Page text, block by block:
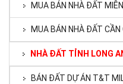
MUA BÁN NHÀ ĐẤT
MUA BÁN NHÀ ĐẤT CẦN
NHÀ ĐẤT TỈNH LONG
BÁN ĐẤT DỰ ÁN T&T